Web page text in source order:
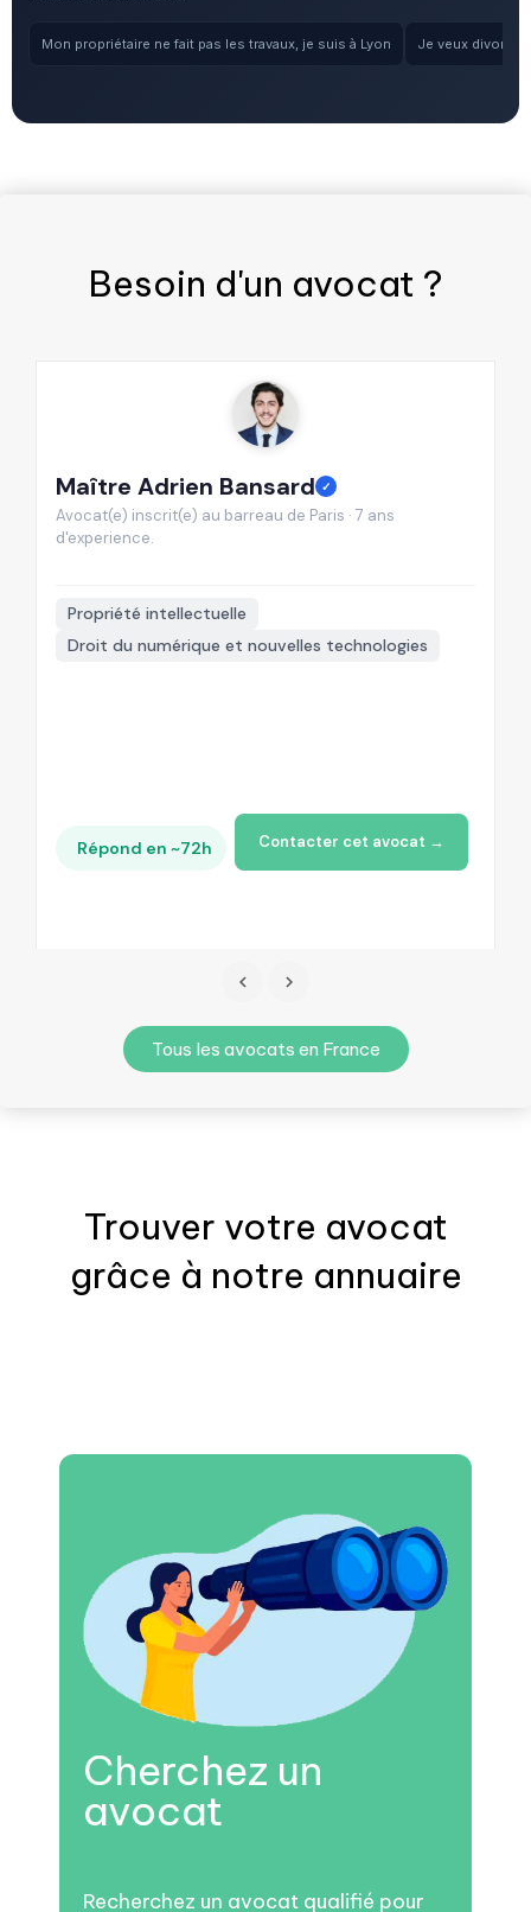
Mon propriétaire ne fait pas les travaux, je suis à Lyon Je veux
Besoin d'un avocat ?
Maître Adrien Bansard ✓
Avocat(e) inscrit(e) au barreau de Paris · 7 ans
d'experience.
Propriété intellectuelle
Droit du numérique et nouvelles technologies
Répond en ~72h Contacter cet avocat →
Tous les avocats en France
Trouver votre avocat
grâce à notre annuaire
Cherchez un
avocat
Recherchez un avocat qualifié pour